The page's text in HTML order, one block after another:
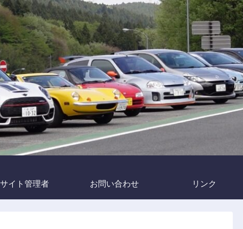
サイト管理者 お問い合わせ リンク